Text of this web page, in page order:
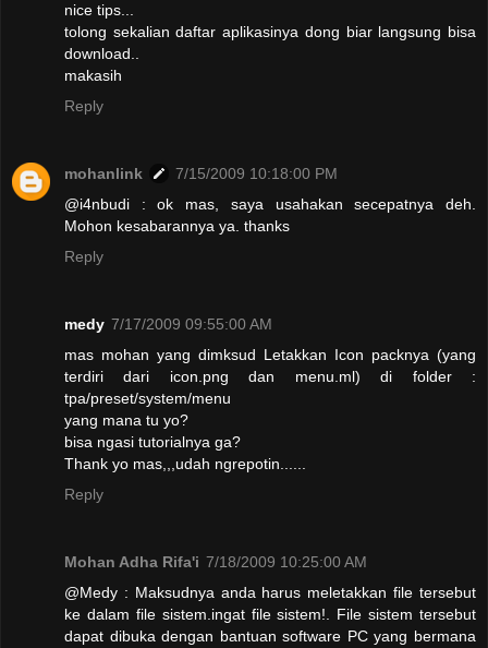
nice tips...
tolong sekalian daftar aplikasinya dong biar langsung bisa
download..
makasih
Reply
mohanlink
7/15/2009 10:18:00 PM
@i4nbudi : ok mas, saya usahakan secepatnya deh.
Mohon kesabarannya ya. thanks
Reply
medy 7/17/2009 09:55:00 AM
mas mohan yang dimksud Letakkan Icon packnya (yang
terdiri dari icon.png dan menu.ml) di folder :
tpa/preset/system/menu
yang mana tu yo?
bisa ngasi tutorialnya ga?
Thank yo mas,,,udah ngrepotin......
Reply
Mohan Adha Rifa'i 7/18/2009 10:25:00 AM
@Medy : Maksudnya anda harus meletakkan file tersebut
ke dalam file sistem.ingat file sistem!. File sistem tersebut
dapat dibuka dengan bantuan software PC yang bermana